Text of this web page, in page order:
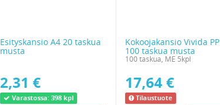
Esityskansio A4 20 taskua
musta
2,31 €
Varastossa: 398 kpl
Kokoojakansio Vivida PP
100 taskua musta
100 taskua, ME 5kpl
17,64 €
Tilaustuote